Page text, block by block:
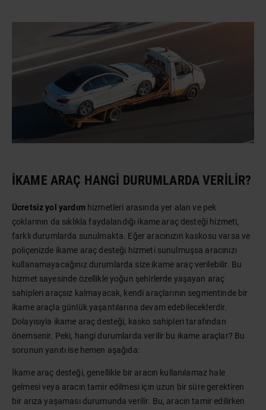
İKAME ARAÇ HANGI DURUMLARDA VERILIR?
Ücretsiz yol yardım hizmetleri arasında yer alan ve pek
çoklarının da sıklıkla faydalandığı ikame araç desteği hizmeti,
farklı durumlarda sunulmakta. Eğer aracınızın kaskosu varsa ve
poliçenizde ikame araç desteği hizmeti sunulmuşsa aracınızı
kullanamayacağınız durumlarda size ikame araç verilebilir. Bu
hizmet sayesinde özellikle yoğun şehirlerde yaşayan araç
sahipleri araçsız kalmayacak, kendi araçlarının segmentinde bir
ikame araçla günlük yaşantılarına devam edebileceklerdir.
Dolayısıyla ikame araç desteği, kasko sahipleri tarafından
önemsenir. Peki, hangi durumlarda verilir bu ikame araçlar? Bu
sorunun yanıtı ise hemen aşağıda:
İkame araç desteği, genellikle bir aracın kullanılamaz hale
gelmesi veya aracın tamir edilmesi için uzun bir süre gerektiren
bir arıza yaşaması durumunda verilir. Bu, aracın tamir edilirken